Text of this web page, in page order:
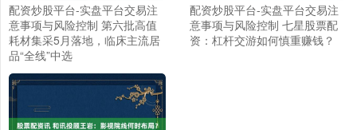
配资炒股平台-实盘平台交易注
意事项与风险控制 第六批高值
耗材集采5月落地，临床主流居
品“全线”中选
配资炒股平台-实盘平台交易注
意事项与风险控制 七星股票配
资：杠杆交游如何慎重赚钱？
3900.35